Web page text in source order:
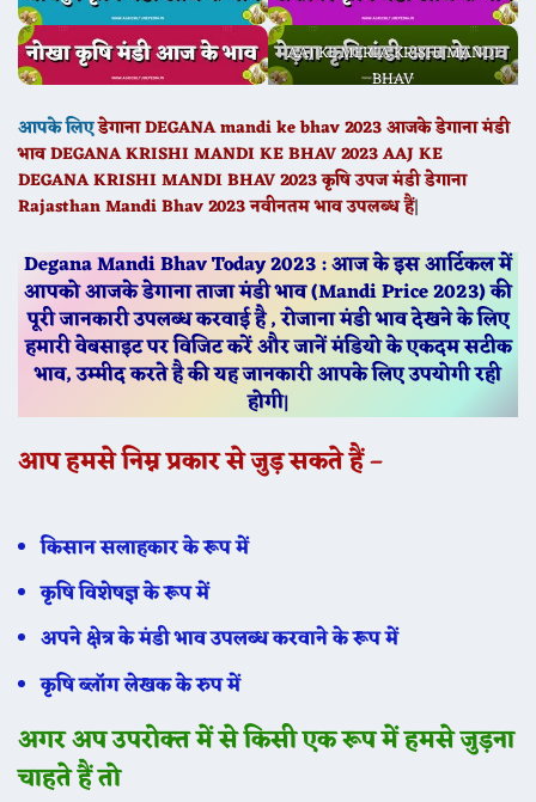
AAJ KE MERTA KRISHI MANDI
BHAV
आपके लिएडेगानाDEGANAmandi ke bhav 2023 आजकेडेगानामंडी
भाव DEGANA KRISHI MANDI KE BHAV 2023 AAJ KE
DEGANAKRISHI MANDI BHAV 2023 कृषि उपज मंडीडेगाना
Rajasthan Mandi Bhav 2023 नवीनतम भाव उपलब्ध हैं|
Degana Mandi Bhav Today 2023 : आज के इस आर्टिकल में
आपको आजके डेगाना ताजा मंडी भाव (Mandi Price 2023) की
पूरी जानकारी उपलब्ध करवाई है , रोजाना मंडी भाव देखने के लिए
हमारी वेबसाइट पर विजिट करें और जानें मंडियो के एकदम सटीक
भाव, उम्मीद करते है की यह जानकारी आपके लिए उपयोगी रही
होगी|
आप हमसे निम्न प्रकार से जुड़ सकते हैं –
किसान सलाहकार के रूप में
कृषि विशेषज्ञ के रूप में
अपने क्षेत्र के मंडी भाव उपलब्ध करवाने के रूप में
कृषि ब्लॉग लेखक के रुप में
अगर अप उपरोक्त में से किसी एक रूप में हमसे जुड़ना
चाहते हैं तो